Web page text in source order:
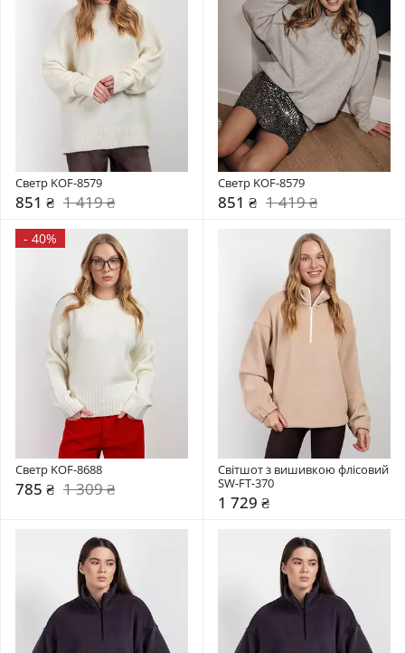
Светр KOF-8579
851 ₴ 1 419 ₴
Светр KOF-8579
851 ₴ 1 419 ₴
- 40%
Светр KOF-8688
785 ₴ 1 309 ₴
Світшот з вишивкою флісовий
SW-FT-370
1 729 ₴